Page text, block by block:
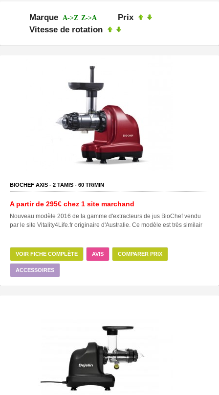
Marque A->Z Z->A
Prix
Vitesse de rotation
BIOCHEF AXIS - 2 TAMIS - 60 TR/MIN
A partir de 295€ chez 1 site marchand
Nouveau modèle 2016 de la gamme d'extracteurs de jus BioChef vendu
par le site Vitality4Life.fr originaire d'Australie. Ce modèle est très similair
VOIR FICHE COMPLÈTE AVIS COMPARER PRIX
ACCESSOIRES